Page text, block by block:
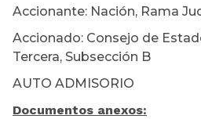
Accionante: Nación, Rama
Accionado: Consejo de
Tercera, Subsección B
AUTO ADMISORIO
Documentos anexos: